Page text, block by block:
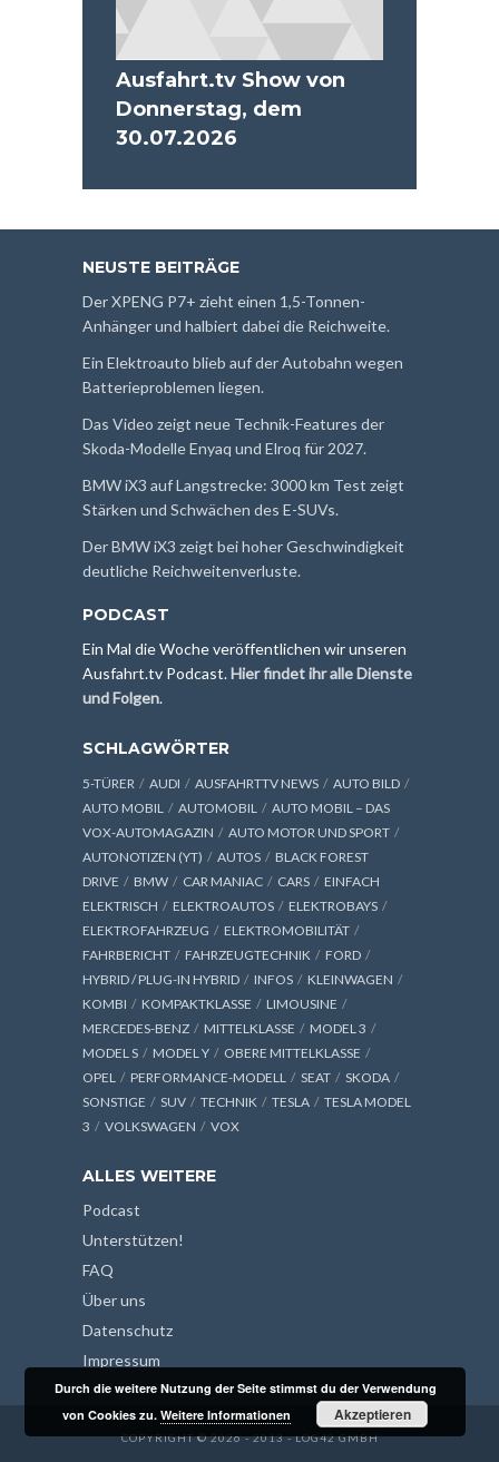
Ausfahrt.tv Show von
Donnerstag, dem
30.07.2026
NEUSTE BEITRÄGE
Der XPENG P7+ zieht einen 1,5-Tonnen-
Anhänger und halbiert dabei die Reichweite.
Ein Elektroauto blieb auf der Autobahn wegen
Batterieproblemen liegen.
Das Video zeigt neue Technik-Features der
Skoda-Modelle Enyaq und Elroq für 2027.
BMW iX3 auf Langstrecke: 3000 km Test zeigt
Stärken und Schwächen des E-SUVs.
Der BMW iX3 zeigt bei hoher Geschwindigkeit
deutliche Reichweitenverluste.
PODCAST
Ein Mal die Woche veröffentlichen wir unseren
Ausfahrt.tv Podcast.Hier findet ihr alle Dienste
und Folgen.
SCHLAGWÖRTER
5-TÜRER AUDI AUSFAHRTTV NEWS
AUTO BILD
AUTO MOBIL
AUTOMOBIL
AUTO MOBIL – DAS
VOX-AUTOMAGAZIN
AUTO MOTOR UND SPORT
AUTONOTIZEN (YT)
AUTOS
BLACK FOREST
DRIVE
BMW CAR MANIAC CARS
EINFACH
ELEKTRISCH
ELEKTROAUTOS
ELEKTROBAYS
ELEKTROFAHRZEUG
ELEKTROMOBILITÄT
FAHRBERICHT
FAHRZEUGTECHNIK
FORD
HYBRID / PLUG-IN HYBRID
INFOS
KLEINWAGEN
KOMBI
KOMPAKTKLASSE
LIMOUSINE
MERCEDES-BENZ
MITTELKLASSE
MODEL 3
MODEL S
MODEL Y
OBERE MITTELKLASSE
OPEL
PERFORMANCE-MODELL SEAT
SKODA
SONSTIGE
SUV TECHNIK TESLA
TESLA MODEL
3
VOLKSWAGEN VOX
ALLES WEITERE
Podcast
Unterstützen!
FAQ
Über uns
Datenschutz
Impressum
COPYRIGHT © 2026 - 2013 - LOG42 GMBH
Durch die weitere Nutzung der Seite stimmst du der Verwendung
von Cookies zu.Weitere Informationen Akzeptieren